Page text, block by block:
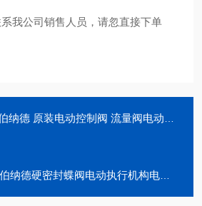
我公司销售人员，请忽直接下单
德 原装电动控制阀 流量阀电动执行机构
纳德硬密封蝶阀电动执行机构电动流量阀